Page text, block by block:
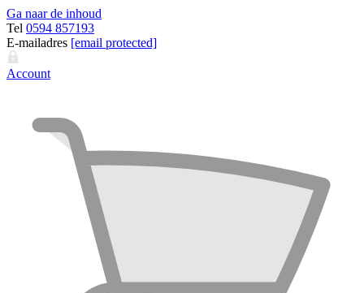
Ga naar de inhoud
Tel 0594 857193
E-mailadres [email protected]
Account